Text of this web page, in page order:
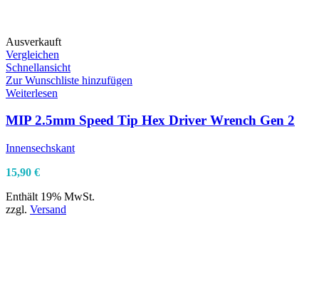
Ausverkauft
Vergleichen
Schnellansicht
Zur Wunschliste hinzufügen
Weiterlesen
MIP 2.5mm Speed Tip Hex Driver Wrench Gen 2
Innensechskant
15,90 €
Enthält 19% MwSt.
zzgl. Versand